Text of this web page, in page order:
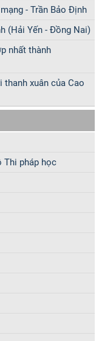
- Trần Bảo Định
(Hải Yến - Đồng Nai)
nhất thành
xuân của Cao
Thi pháp học